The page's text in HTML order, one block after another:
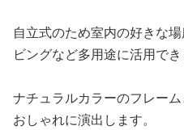
自立式のため室内の好きな
ビングなど多用途に活用でき
ナチュラルカラーのフレー
おしゃれに演出します。